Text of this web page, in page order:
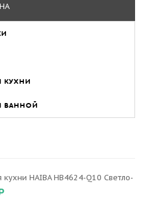
КУХНИ
ВАННОЙ
кухни HAIBA HB4624-Q10 Светло-